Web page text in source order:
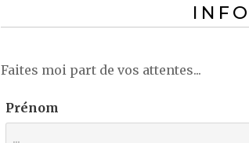
Faites moi part de vos attentes...
Prénom